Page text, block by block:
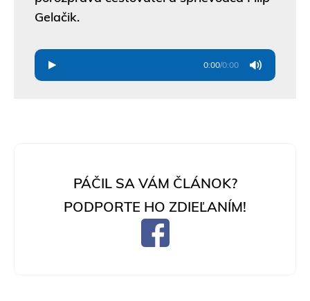
Gelačik.
0:00/0:00
PÁČIL SA VÁM ČLÁNOK?
PODPORTE HO ZDIEĽANÍM!